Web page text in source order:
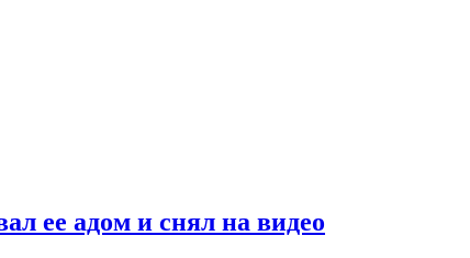
ее адом и снял на видео